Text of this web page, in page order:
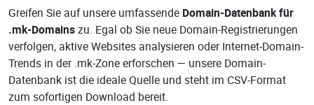
Greifen Sie auf unsere umfassende Domain-Datenbank für
.mk-Domainszu. Egal ob Sie neue Domain-Registrierungen
verfolgen, aktive Websites analysieren oder Internet-Domain-
Trends in der .mk-Zone erforschen — unsere Domain-
Datenbank ist die ideale Quelle und steht im CSV-Format
zum sofortigen Download bereit.